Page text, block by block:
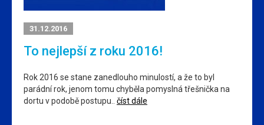
31.12.2016
To nejlepší z roku 2016!
Rok 2016 se stane zanedlouho minulostí, a že to byl
parádní rok, jenom tomu chyběla pomyslná třešnička na
dortu v podobě postupu.. číst dále